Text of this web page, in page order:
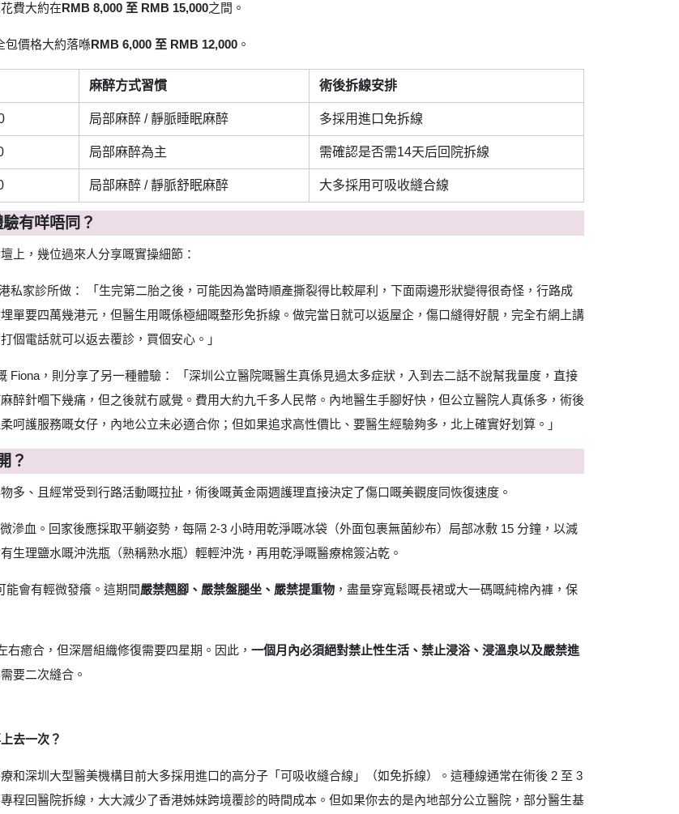
費大約在RMB 8,000 至 RMB 15,000之間。
包價格大約落喺RMB 6,000 至 RMB 12,000 。
麻醉方式習慣 術後拆線安排
局部麻醉 / 靜脈睡眠麻醉 多採用進口免拆線
局部麻醉為主 需確認是否需14天后回院拆線
局部麻醉 / 靜脈舒眠麻醉 大多採用可吸收縫合線
有咩唔同？
上，幾位過來人分享嘅實操細節：
私家診所做： 「生完第二胎之後，可能因為當時順產撕裂得比較犀利，下面兩邊形狀變得很奇怪，行路成
單要四萬幾港元，但醫生用嘅係極細嘅整形免拆線。做完當日就可以返屋企，傷口縫得好靚，完全冇網上講
個電話就可以返去覆診，買個安心。」
Fiona，則分享了另一種體驗： 「深圳公立醫院嘅醫生真係見過太多症狀，入到去二話不說幫我量度，直接
醉針嗰下幾痛，但之後就冇感覺。費用大約九千多人民幣。內地醫生手腳好快，但公立醫院人真係多，術後
呵護服務嘅女仔，內地公立未必適合你；但如果追求高性價比、要醫生經驗夠多，北上確實好划算。」
？
多、且經常受到行路活動嘅拉扯，術後嘅黃金兩週護理直接決定了傷口嘅美觀度同恢復速度。
滲血。回家後應採取平躺姿勢，每隔 2-3 小時用乾淨嘅冰袋（外面包裹無菌紗布）局部冰敷 15 分鐘，以減
有生理鹽水嘅沖洗瓶（熟稱熟水瓶）輕輕沖洗，再用乾淨嘅醫療棉簽沾乾。
能會有輕微發癢。這期間嚴禁翹腳、嚴禁盤腿坐、嚴禁提重物 ，盡量穿寬鬆嘅長裙或大一碼嘅純棉內褲，保
右癒合，但深層組織修復需要四星期。因此， 一個月內必須絕對禁止性生活、禁止浸浴、浸溫泉以及嚴禁進
要二次縫合。
去一次？
和深圳大型醫美機構目前大多採用進口的高分子「可吸收縫合線」（如免拆線）。這種線通常在術後 2 至 3
程回醫院拆線，大大減少了香港姊妹跨境覆診的時間成本。但如果你去的是內地部分公立醫院，部分醫生基